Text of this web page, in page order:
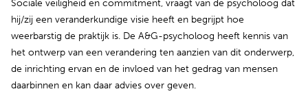
Sociale veiligheid en commitment, vraagt van de psycholoog dat
hij/zij een veranderkundige visie heeft en begrijpt hoe
weerbarstig de praktijk is. De A&G-psycholoog heeft kennis van
het ontwerp van een verandering ten aanzien van dit onderwerp,
de inrichting ervan en de invloed van het gedrag van mensen
daarbinnen en kan daar advies over geven.